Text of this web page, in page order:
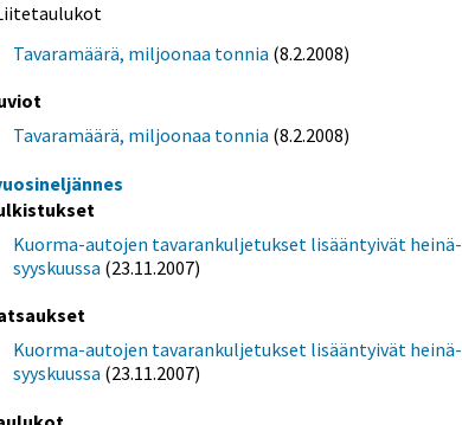
Tavaramäärä, miljoonaa tonnia (8.2.2008)
Tavaramäärä, miljoonaa tonnia (8.2.2008)
Kuorma-autojen tavarankuljetukset lisääntyivät heinä-
syyskuussa (23.11.2007)
Kuorma-autojen tavarankuljetukset lisääntyivät heinä-
syyskuussa (23.11.2007)